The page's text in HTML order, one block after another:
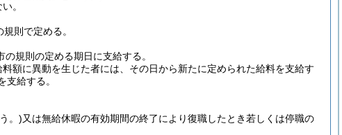
。
則で定める。
の規則の定める期日に支給する。
額に異動を生じた者には、その日から新たに定められた給料を支給す
給する。
。)又は無給休暇の有効期間の終了により復職したとき若しくは停職の